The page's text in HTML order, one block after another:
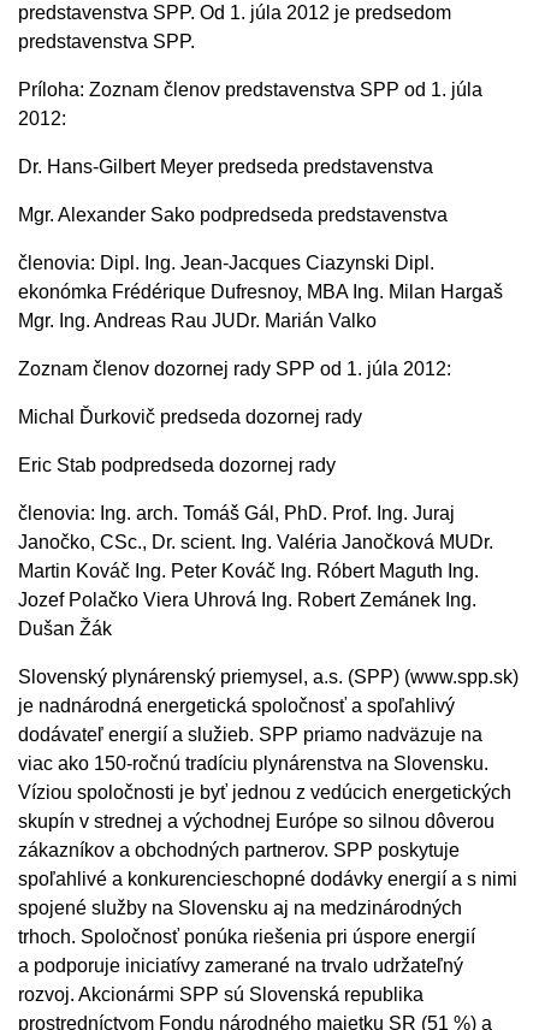
predstavenstva SPP. Od 1. júla 2012 je predsedom
predstavenstva SPP.
Príloha: Zoznam členov predstavenstva SPP od 1. júla
2012:
Dr. Hans-Gilbert Meyer predseda predstavenstva
Mgr. Alexander Sako podpredseda predstavenstva
členovia: Dipl. Ing. Jean-Jacques Ciazynski Dipl.
ekonómka Frédérique Dufresnoy, MBA Ing. Milan Hargaš
Mgr. Ing. Andreas Rau JUDr. Marián Valko
Zoznam členov dozornej rady SPP od 1. júla 2012:
Michal Ďurkovič predseda dozornej rady
Eric Stab podpredseda dozornej rady
členovia: Ing. arch. Tomáš Gál, PhD. Prof. Ing. Juraj
Janočko, CSc., Dr. scient. Ing. Valéria Janočková MUDr.
Martin Kováč Ing. Peter Kováč Ing. Róbert Maguth Ing.
Jozef Polačko Viera Uhrová Ing. Robert Zemánek Ing.
Dušan Žák
Slovenský plynárenský priemysel, a.s. (SPP) (www.spp.sk)
je nadnárodná energetická spoločnosť a spoľahlivý
dodávateľ energií a služieb. SPP priamo nadväzuje na
viac ako 150-ročnú tradíciu plynárenstva na Slovensku.
Víziou spoločnosti je byť jednou z vedúcich energetických
skupín v strednej a východnej Európe so silnou dôverou
zákazníkov a obchodných partnerov. SPP poskytuje
spoľahlivé a konkurencieschopné dodávky energií a s nimi
spojené služby na Slovensku aj na medzinárodných
trhoch. Spoločnosť ponúka riešenia pri úspore energií
a podporuje iniciatívy zamerané na trvalo udržateľný
rozvoj. Akcionármi SPP sú Slovenská republika
prostredníctvom Fondu národného majetku SR (51 %) a